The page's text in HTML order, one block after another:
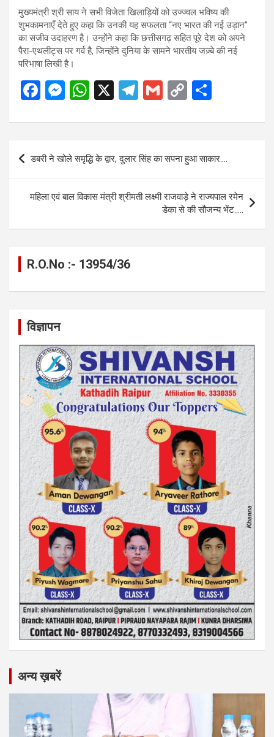
मुख्यमंत्री श्री साय ने सभी विजेता खिलाड़ियों को उज्ज्वल भविष्य की
शुभकामनाएँ देते हुए कहा कि उनकी यह सफलता “नए भारत की नई उड़ान”
का सजीव उदाहरण है। उन्होंने कहा कि छत्तीसगढ़ सहित पूरे देश को अपने
पैरा-एथलीट्स पर गर्व है, जिन्होंने दुनिया के सामने भारतीय जज़्बे की नई
परिभाषा लिखी है।
F
ce
b
o
o
k
M
se
n
g
er
W
at
s
A
p
p
X
T
e
gr
a
m
G
ail
C
py
n
k
ar
Post
navigation
डबरी ने खोले समृद्धि के द्वार, दुलार सिंह का सपना हुआ साकार….
महिला एवं बाल विकास मंत्री श्रीमती लक्ष्मी राजवाड़े ने राज्यपाल रमेन
डेका से की सौजन्य भेंट…..
R.O.No :- 13954/36
विज्ञापन
अन्य ख़बरें